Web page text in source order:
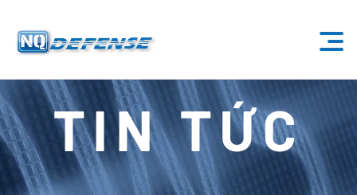
Trang Chủ
Sản Phẩm
- Hệ Thống Anti-Drone
TIN TỨC